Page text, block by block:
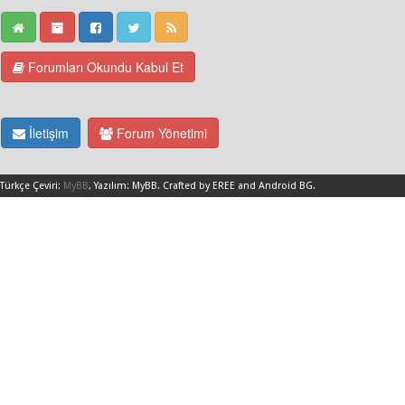
Forumları Okundu Kabul Et
İletişim Forum Yönetimi
Türkçe Çeviri: MyBB, Yazılım: MyBB. Crafted by EREE and Android BG.